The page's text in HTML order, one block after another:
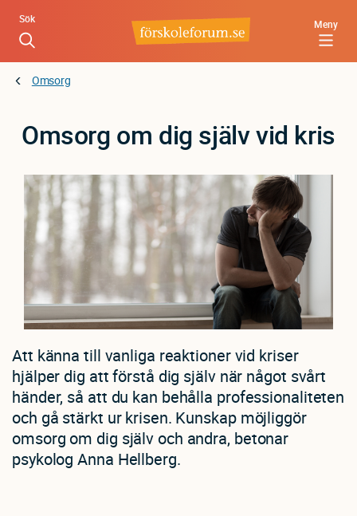
Hoppa
huvudinnehåll
Meny
Sök
Omsorg
Omsorg om dig själv vid kris
Att känna till vanliga reaktioner vid kriser
hjälper dig att förstå dig själv när något svårt
händer, så att du kan behålla professionaliteten
och gå stärkt ur krisen. Kunskap möjliggör
omsorg om dig själv och andra, betonar
psykolog Anna Hellberg.